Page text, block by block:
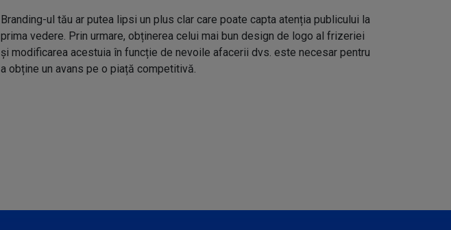
Branding-ul tău ar putea lipsi un plus clar care poate capta atenția publicului la
prima vedere. Prin urmare, obținerea celui mai bun design de logo al frizeriei
și modificarea acestuia în funcție de nevoile afacerii dvs. este necesar pentru
a obține un avans pe o piață competitivă.